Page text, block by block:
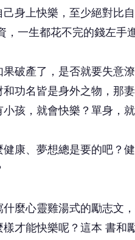
身上快樂，至少絕對比
一生都花不完的錢左手
產了，是否就要失意潦
功名皆是身外之物，那
孩，就會快樂？單身，
、夢想總是要的吧？
心靈雞湯式的勵志文
才能快樂呢？這本 書和